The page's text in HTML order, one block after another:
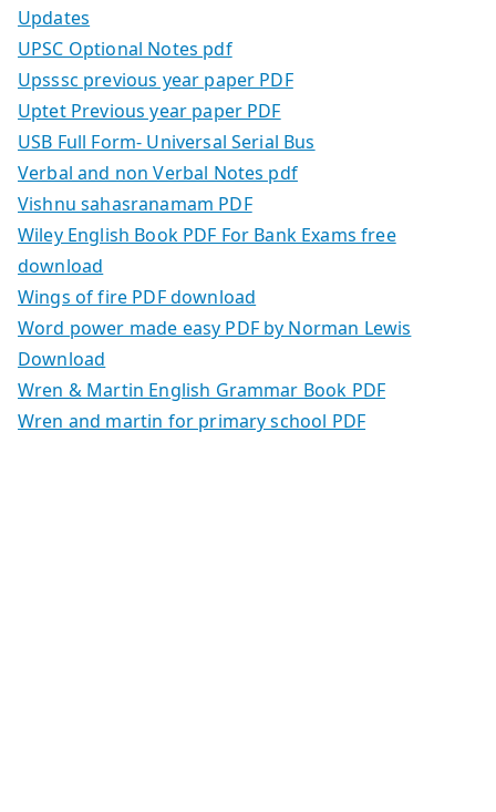
Updates
UPSC Optional Notes pdf
Upsssc previous year paper PDF
Uptet Previous year paper PDF
USB Full Form- Universal Serial Bus
Verbal and non Verbal Notes pdf
Vishnu sahasranamam PDF
Wiley English Book PDF For Bank Exams free
download
Wings of fire PDF download
Word power made easy PDF by Norman Lewis
Download
Wren & Martin English Grammar Book PDF
Wren and martin for primary school PDF